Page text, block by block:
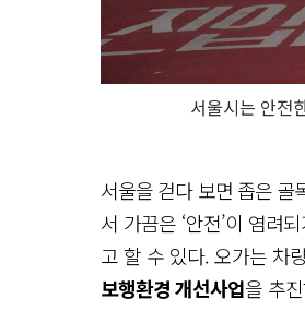
서울시는 안전
서울을 걷다 보면 좁은 골
서 가끔은 ‘안전’이 염려
고 할 수 있다. 오가는 차
보행환경 개선사업을 추